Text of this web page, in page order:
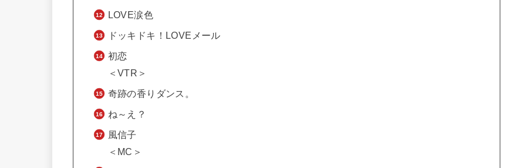
LOVE涙色
ドッキドキ！LOVEメール
初恋
＜VTR＞
奇跡の香りダンス。
ね～え？
風信子
＜MC＞